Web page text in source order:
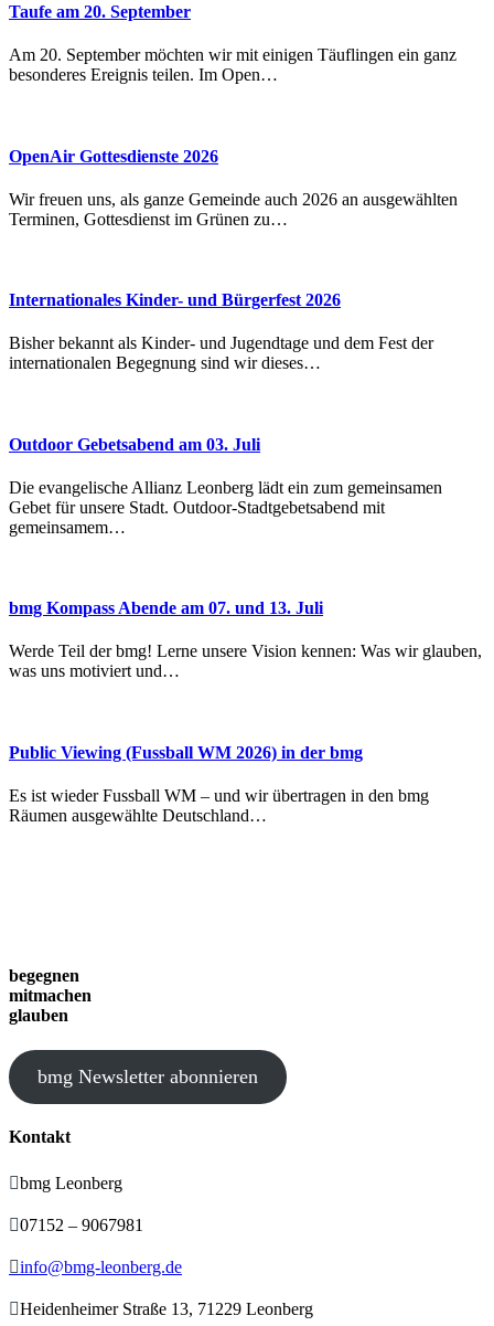
Taufe am 20. September
Am 20. September möchten wir mit einigen Täuflingen ein ganz
besonderes Ereignis teilen. Im Open…
OpenAir Gottesdienste 2026
Wir freuen uns, als ganze Gemeinde auch 2026 an ausgewählten
Terminen, Gottesdienst im Grünen zu…
Internationales Kinder- und Bürgerfest 2026
Bisher bekannt als Kinder- und Jugendtage und dem Fest der
internationalen Begegnung sind wir dieses…
Outdoor Gebetsabend am 03. Juli
Die evangelische Allianz Leonberg lädt ein zum gemeinsamen
Gebet für unsere Stadt. Outdoor-Stadtgebetsabend mit
gemeinsamem…
bmg Kompass Abende am 07. und 13. Juli
Werde Teil der bmg! Lerne unsere Vision kennen: Was wir glauben,
was uns motiviert und…
Public Viewing (Fussball WM 2026) in der bmg
Es ist wieder Fussball WM – und wir übertragen in den bmg
Räumen ausgewählte Deutschland…
begegnen
mitmachen
glauben
bmg Newsletter abonnieren
Kontakt
bmg Leonberg
07152 – 9067981
info@bmg-leonberg.de
Heidenheimer Straße 13, 71229 Leonberg